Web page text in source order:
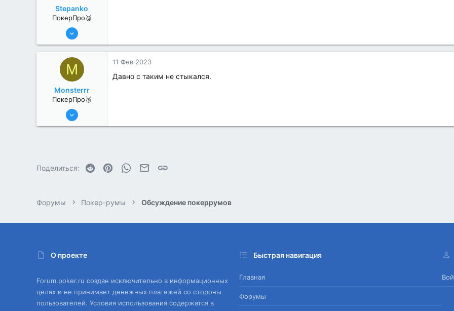
Stepanko
ПокерПро🥈
13 Июн 2022
1
M
Monsterrr
ПокерПро🥉
17 Авг 2022
11 Фев 2023
Давно с таким не стыкался.
Поделиться: Reddit PinterestWhatsAppЭлектронная почта
Форумы Покер-румы Обсуждение покеррумов
О проекте
Forum.poker.ru создан исключительно в информационных
целях и не принимает денежных платежей со стороны
пользователей. Условия использования содержатся в
Быстрая навигация
Главная
Форумы